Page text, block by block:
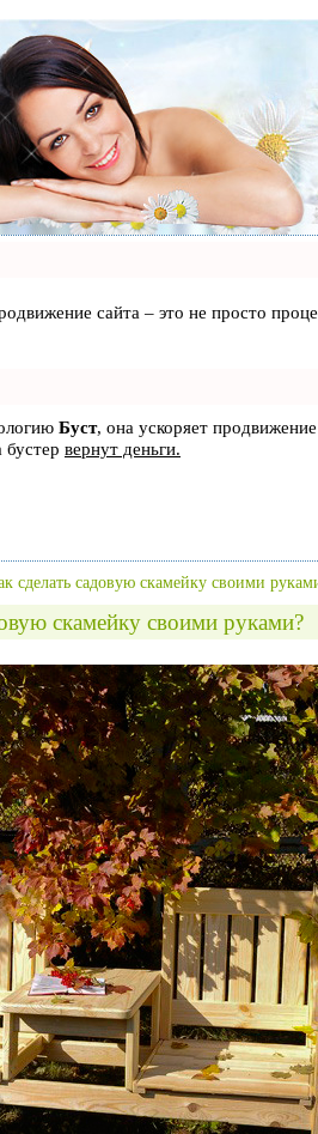
сайта – это не просто
Буст, она ускоряет
бустер вернут деньги.
сделать садовую скамейку своими
скамейку своими руками?